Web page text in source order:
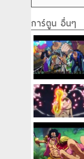
การ์ตูน อื่นๆ